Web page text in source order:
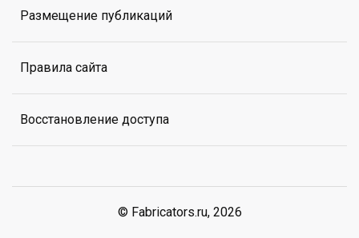
Размещение публикаций
Правила сайта
Восстановление доступа
© Fabricators.ru, 2026